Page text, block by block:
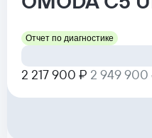
Отчет по диагностике
2 217 900 ₽ 2 949 900